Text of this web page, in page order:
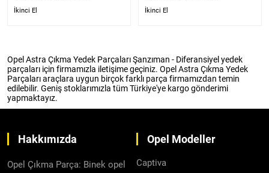
İkinci El İkinci El
Opel Astra Çıkma Yedek Parçaları Şanzıman - Diferansiyel yedek
parçaları için firmamızla iletişime geçiniz. Opel Astra Çıkma Yedek
Parçaları araçlara uygun birçok farklı parça firmamızdan temin
edilebilir. Geniş stoklarımızla tüm Türkiye'ye kargo gönderimi
yapmaktayız.
Hakkımızda
Opel Çıkma Parça: Binek opel
Opel Modeller
Captiva